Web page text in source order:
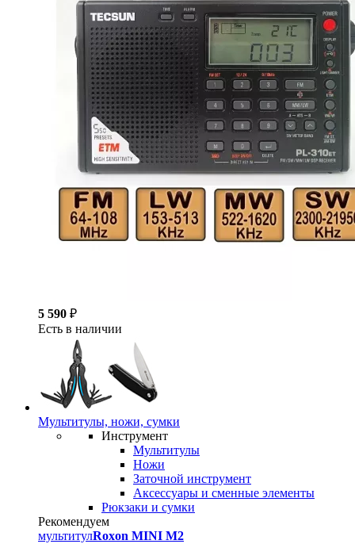
5 590 ₽
Есть в наличии
Мультитулы, ножи, сумки
Инструмент
Мультитулы
Ножи
Заточной инструмент
Аксессуары и сменные элементы
Рюкзаки и сумки
Рекомендуем
мультитулRoxon MINI M2